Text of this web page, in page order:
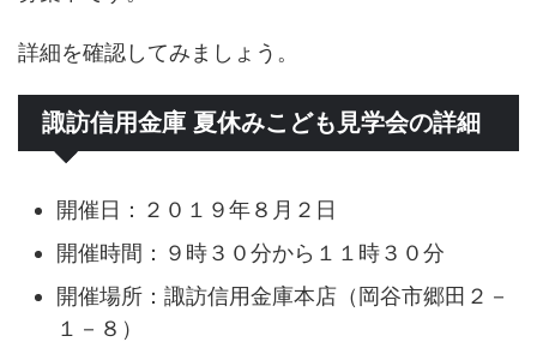
詳細を確認してみましょう。
諏訪信用金庫 夏休みこども見学会の詳細
開催日：２０１９年８月２日
開催時間：９時３０分から１１時３０分
開催場所：諏訪信用金庫本店（岡谷市郷田２－
１－８）